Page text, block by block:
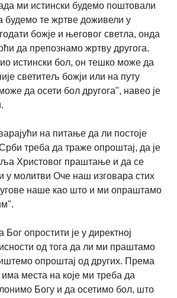
ми истински будемо поштовали
будемо те жртве доживели у
божје и његовог светла, онда
да препознамо жртву другога.
истински бол, он тешко може да
светитељ божји или на путу
да осети бол другога", навео је
на питање да ли постоје
треба да траже опроштај, да је
Христовог праштање и да се
у молитви Оче наш изговара стих
наше као што и ми опраштамо
опростити је у директној
од тога да ли ми праштамо
опроштај од других. Према
места на које ми треба да
Богу и да осетимо бол, што